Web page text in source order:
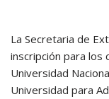
La Secretaria de
inscripción para los
Universidad
Universidad para